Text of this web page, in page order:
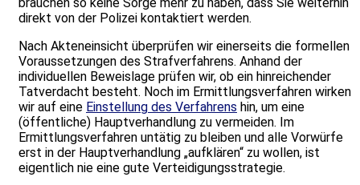
direkt von der Polizei kontaktiert werden.
Nach Akteneinsicht überprüfen wir einerseits die formellen
Voraussetzungen des Strafverfahrens. Anhand der
individuellen Beweislage prüfen wir, ob ein hinreichender
Tatverdacht besteht. Noch im Ermittlungsverfahren wirken
wir auf eine Einstellung des Verfahrens hin, um eine
(öffentliche) Hauptverhandlung zu vermeiden. Im
Ermittlungsverfahren untätig zu bleiben und alle Vorwürfe
erst in der Hauptverhandlung „aufklären“ zu wollen, ist
eigentlich nie eine gute Verteidigungsstrategie.